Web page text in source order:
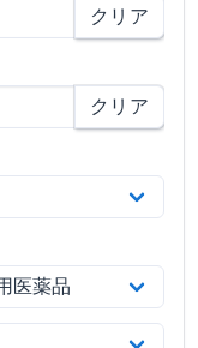
クリア
クリア